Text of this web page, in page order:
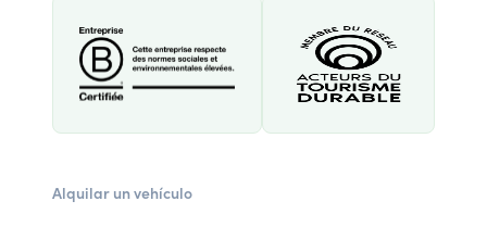
Alquilar un vehículo